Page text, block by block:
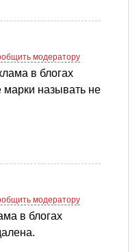
модератору
в блогах
называть не
модератору
в блогах